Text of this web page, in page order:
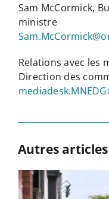
Sam McCormick,
ministre
Relations avec les
Direction des
Autres